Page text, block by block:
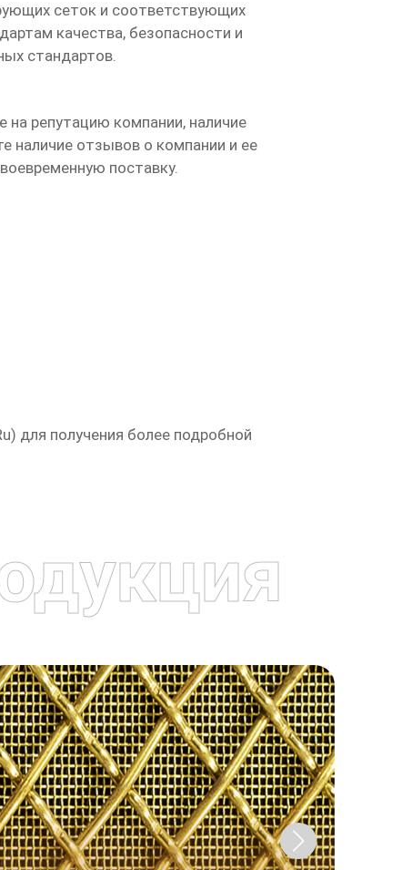
сеток и соответствующих
качества, безопасности и
стандартов.
репутацию компании, наличие
наличие отзывов о компании и ее
поставку.
) для получения более подробной